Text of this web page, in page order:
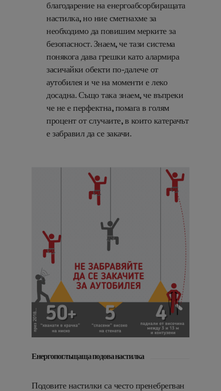
благодарение на енергоабсорбиращата
настилка, но ние сметнахме за
необходимо да повишим мерките за
безопасност. Знаем, че тази система
понякога дава грешки като алармира
засичайки обекти по-далече от
аутобилея и че на моментие леко
досадна. Също така знаем, че въпреки
че не е перфектна, помага в голям
процент от случаите, в които катерачът
е забравил да се закачи.
Енергопоглъщаща подова настилка
Подовите настилки са често пренебрегван